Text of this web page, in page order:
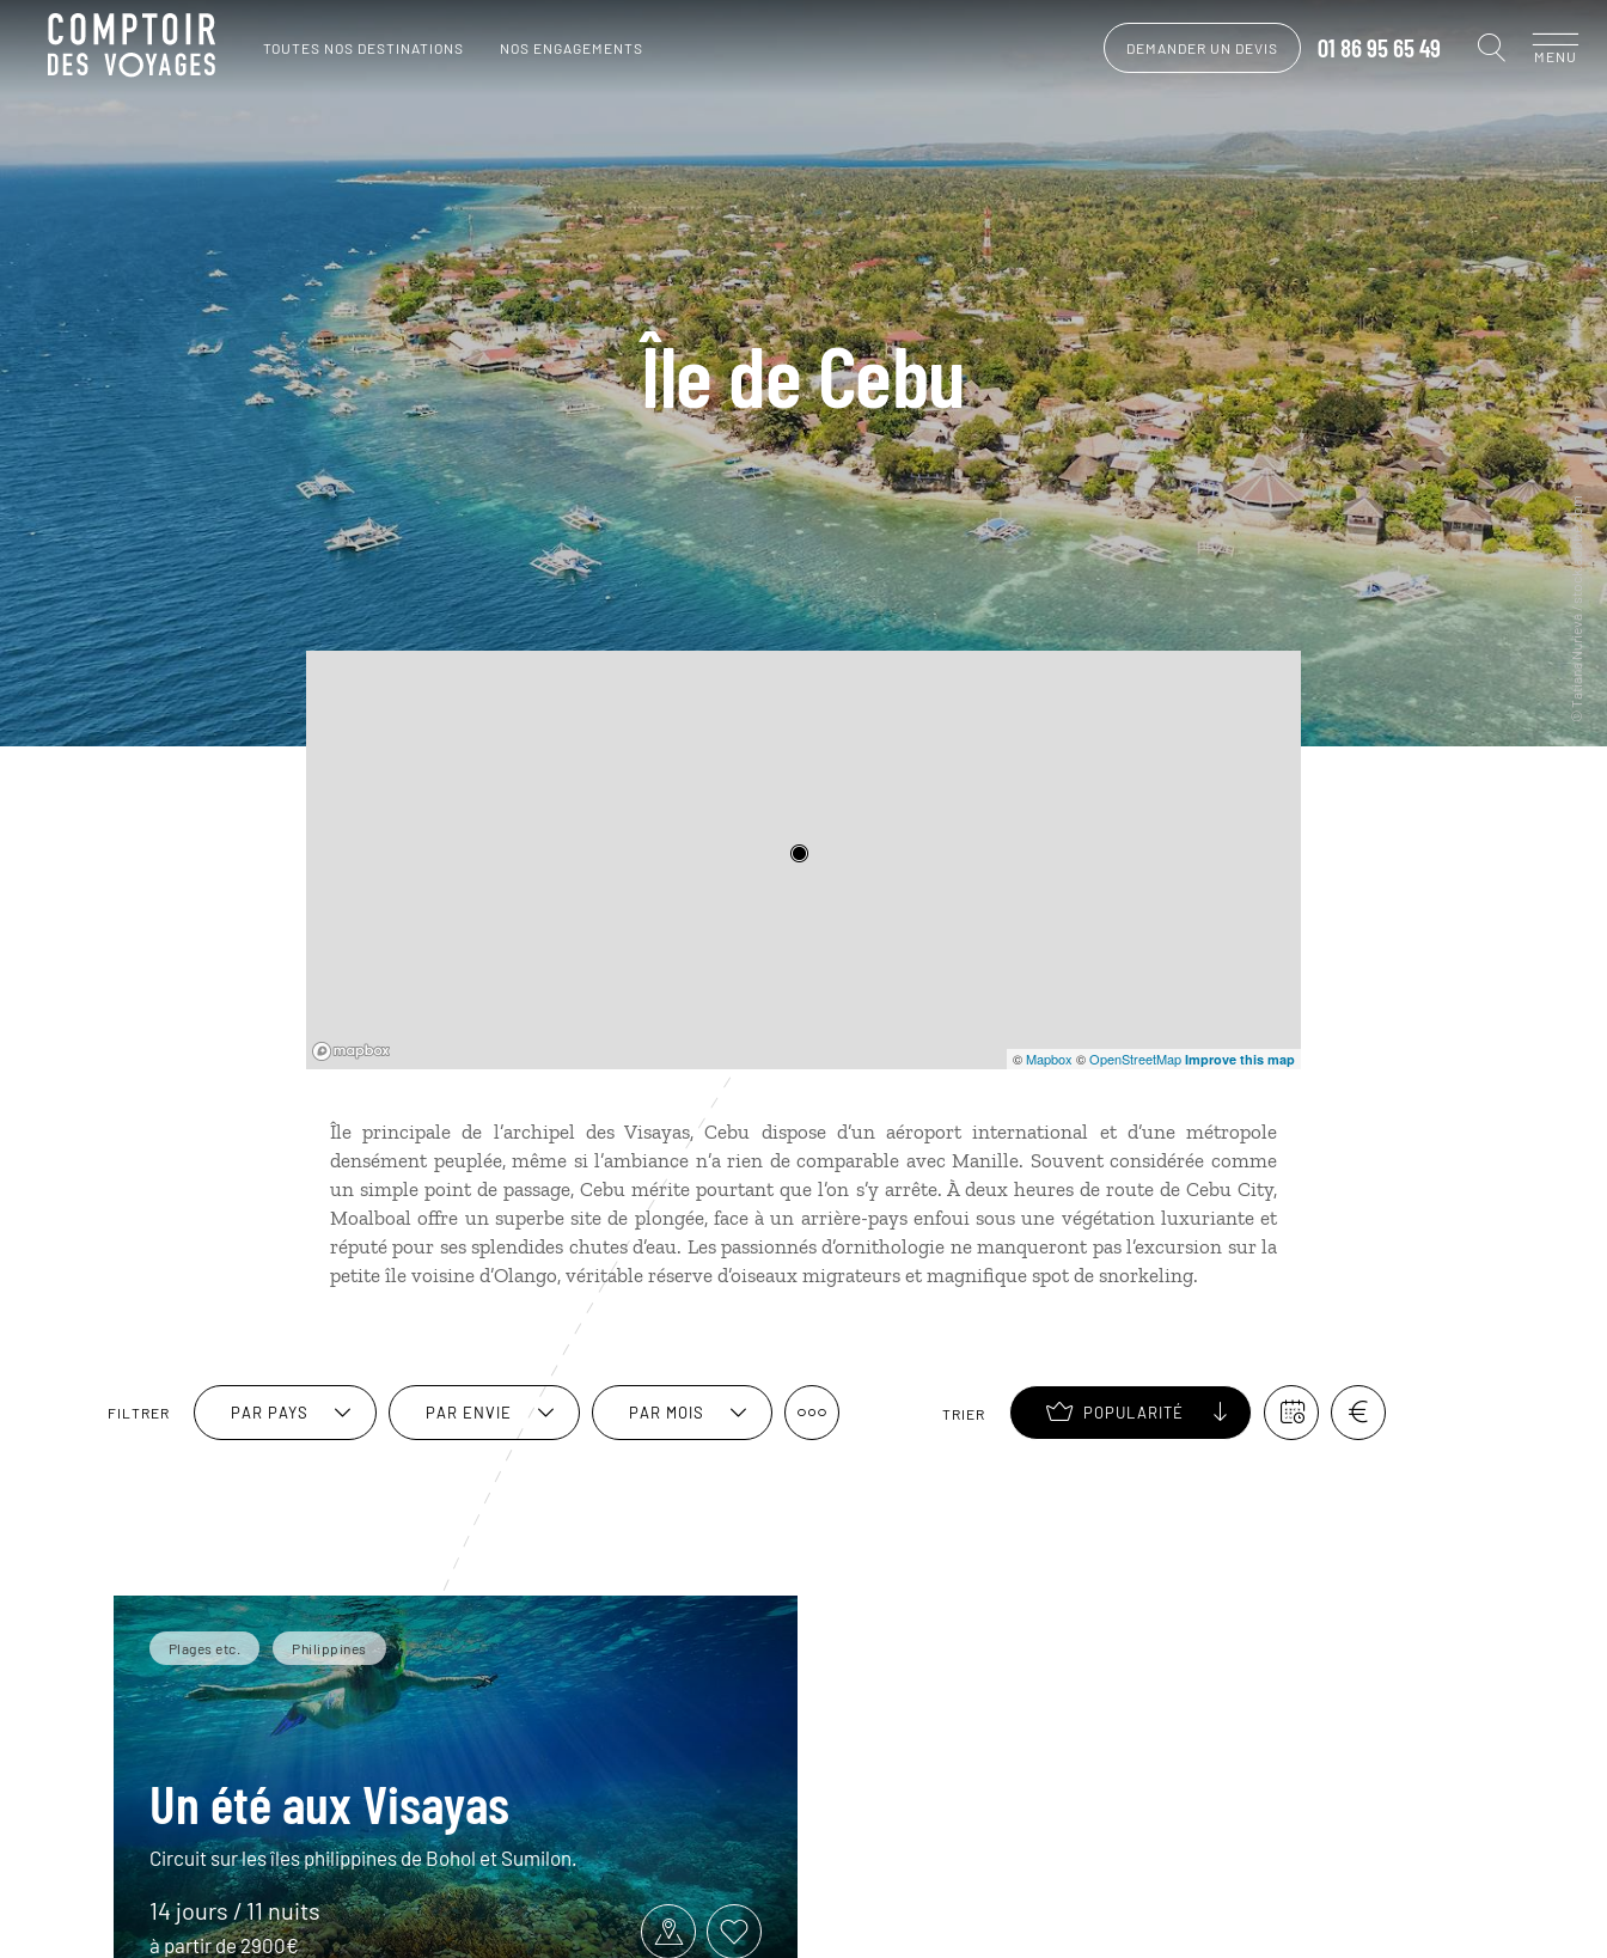
TOUTES NOS DESTINATIONS NOS ENGAGEMENTS DEMANDER UN DEVIS 01 86 95 65 49 MENU
Île de Cebu
©Mapbox ©OpenStreetMap Improve this map
Île principale de l’archipel des Visayas, Cebu dispose d’un aéroport international et d’une métropole
densément peuplée, même si l’ambiance n’a rien de comparable avec Manille. Souvent considérée comme
un simple point de passage, Cebu mérite pourtant que l’on s’y arrête. À deux heures de route de Cebu City,
Moalboal offre un superbe site de plongée, face à un arrière-pays enfoui sous une végétation luxuriante et
réputé pour ses splendides chutes d’eau. Les passionnés d’ornithologie ne manqueront pas l’excursion sur la
petite île voisine d’Olango, véritable réserve d’oiseaux migrateurs et magnifique spot de snorkeling.
FILTRER PAR PAYS PAR ENVIE PAR MOIS TRIER POPULARITÉ
Plages etc. Philippines
Un été aux Visayas
Circuit sur les îles philippines de Bohol et Sumilon.
14 jours / 11 nuits
à partir de 2900€